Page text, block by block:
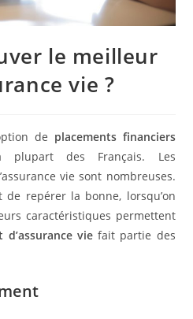
le meilleur
vie ?
de placements financiers
plupart des Français. Les
vie sont nombreuses.
repérer la bonne, lorsqu’on
caractéristiques permettent
d’assurance viefait partie des